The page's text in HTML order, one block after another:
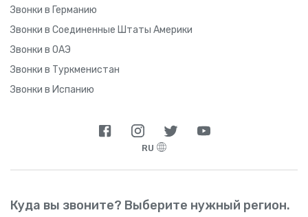
Звонки в Германию
Звонки в Соединенные Штаты Америки
Звонки в ОАЭ
Звонки в Туркменистан
Звонки в Испанию
RU
Куда вы звоните? Выберите нужный регион.